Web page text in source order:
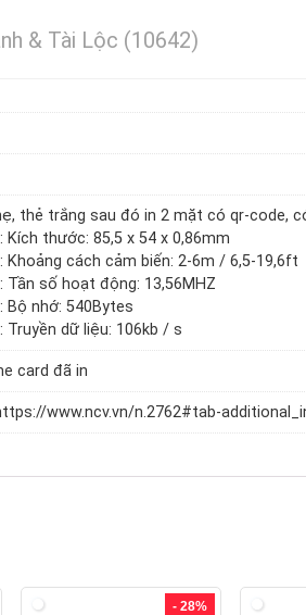
& Tài Lộc (10642)
thẻ trắng sau đó in 2 mặt có qr-code,
Kích thước: 85,5 x 54 x 0,86mm
Khoảng cách cảm biến: 2-6m / 6,5-19,6ft
Tần số hoạt động: 13,56MHZ
Bộ nhớ: 540Bytes
Truyền dữ liệu: 106kb / s
card đã in
www.ncv.vn/n.2762#tab-
- 28%